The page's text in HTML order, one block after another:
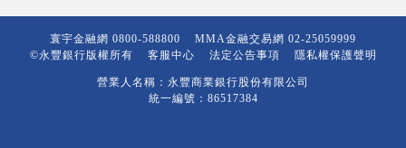
寰宇金融網 0800-588800 MMA金融交易網 02-25059999
©永豐銀行版權所有
客服中心 法定公告事項 隱私權保護聲明
營業人名稱：永豐商業銀行股份有限公司
統一編號：86517384